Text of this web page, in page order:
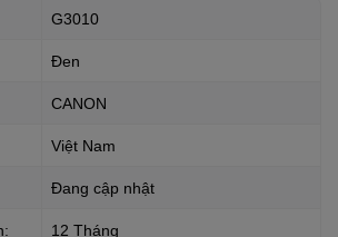
Pixma G3010 có tốc độ in nhanh 8.8
tăng hiệu quả công việc.
G3010
Đen
CANON
Việt Nam
Đang cập nhật
12 Tháng